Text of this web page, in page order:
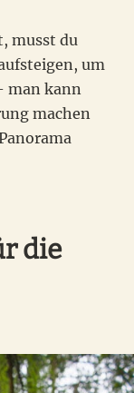
musst du
um
man kann
machen
die